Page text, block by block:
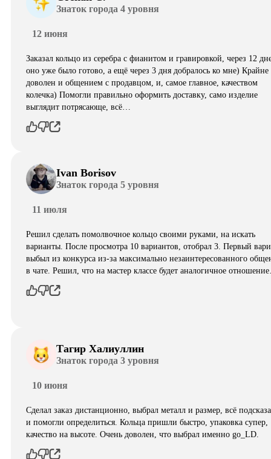
Знаток города 4 уровня
12 июня
Заказал кольцо из серебра с фианитом и гравировкой, через 12
оно уже было готово, а ещё через 3 дня добралось ко мне) Крайне
доволен и общением с продавцом, и, самое главное, качеством
колечка) Помогли правильно оформить доставку, само изделие
выглядит потрясающе, всë…
Ivan Borisov
Знаток города 5 уровня
11 июля
Решил сделать помолвочное кольцо своими руками, на искать
варианты. После просмотра 10 вариантов, отобрал 3. Первый
выбыл из конкурса из-за максимально незаинтересованного
в чате. Решил, что на мастер классе будет аналогичное
Тагир Халиуллин
Знаток города 3 уровня
10 июня
Сделал заказ дистанционно, выбрал металл и размер, всё
и помогли определиться. Кольца пришли быстро, упаковка супер,
качество на высоте. Очень доволен, что выбрал именно go_LD.